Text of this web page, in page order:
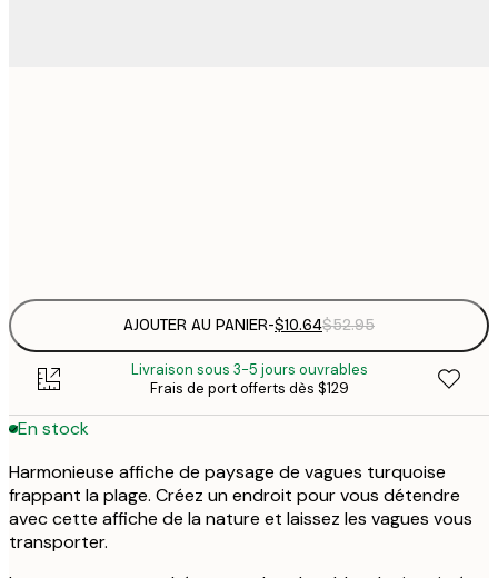
AJOUTER AU PANIER-$10.64$52.95
Livraison sous 3-5 jours ouvrables
Frais de port offerts dès $129
En stock
Harmonieuse affiche de paysage de vagues turquoise
frappant la plage. Créez un endroit pour vous détendre
avec cette affiche de la nature et laissez les vagues vous
transporter.